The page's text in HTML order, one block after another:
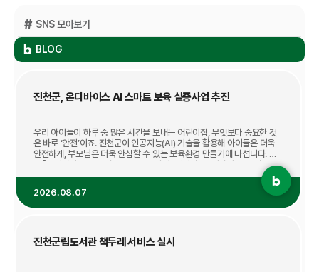
SNS 모아보기
BLOG
진천군, 온디바이스 AI 스마트 보육 실증사업 추진
우리 아이들이 하루 중 많은 시간을 보내는 어린이집, 무엇보다 중요한 것
은 바로 ‘안전’이죠. 진천군이 인공지능(AI) 기술을 활용해 아이들은 더욱
안전하게, 부모님은 더욱 안심할 수 있는 보육환경 만들기에 나섭니다. 바
인가요? 온디바이스 AI는 데이터를 외부 서버로 전송해 분석하는 방식이
아니라, 기기 자체에서 AI가 데이터를 분석하고 판단하는 기술입니다. 인
터넷 연결에 대한 의존도를 낮추면서 현장에서 빠르게 상황을 인식할 수 있
고, 민감한 데이터를 외부로 전송하지 않고 처리할 수 있다는 장점이 있습
2026.08.07
진천군립도서관 책두레 서비스 실시